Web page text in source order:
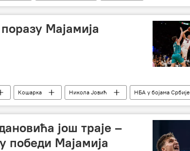
Кошарка
Мајамија
Кошарка Никола Јовић
НБА у бојама Србије
још траје –
победи Мајамија